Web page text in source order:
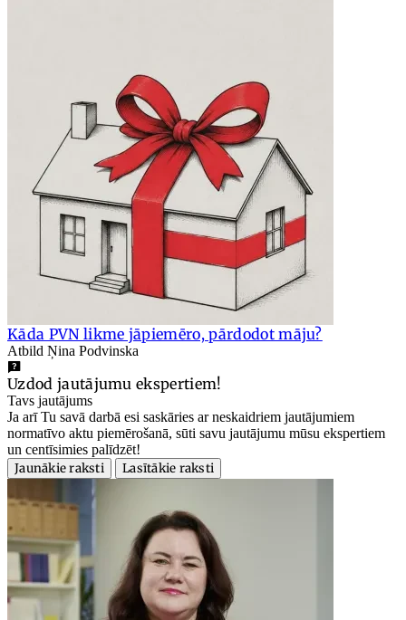
Kāda PVN likme jāpiemēro, pārdodot māju?
Atbild Ņina Podvinska
Uzdod jautājumu ekspertiem!
Tavs jautājums
Ja arī Tu savā darbā esi saskāries ar neskaidriem jautājumiem
normatīvo aktu piemērošanā, sūti savu jautājumu mūsu ekspertiem
un centīsimies palīdzēt!
Jaunākie raksti
Lasītākie raksti